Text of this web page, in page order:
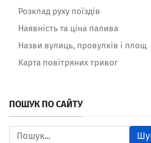
Розклад руху поїздів
Наявність та ціна палива
Назви вулиць, провулків і площ
Карта повітряних тривог
ПОШУК ПО САЙТУ